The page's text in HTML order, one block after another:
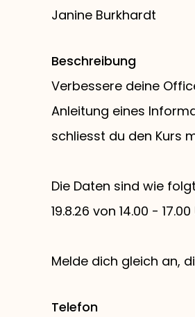
Janine Burkhardt
Beschreibung
Verbessere deine
Anleitung eines
schliesst du den Kurs
Die Daten sind wie
19.8.26 von 14.00 -
Melde dich gleich an,
Telefon